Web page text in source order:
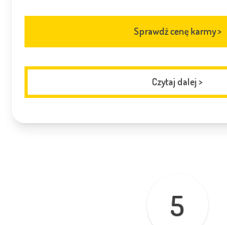
Sprawdź cenę karmy >
Czytaj dalej >
5